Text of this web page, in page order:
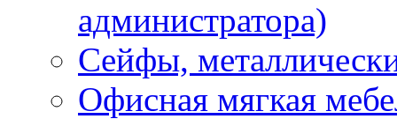
администратора)
Сейфы,
Офисная мягкая